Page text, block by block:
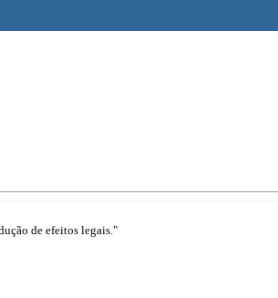
de efeitos legais."